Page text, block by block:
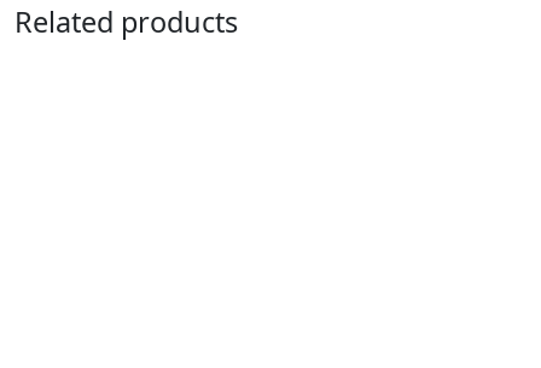
Related products